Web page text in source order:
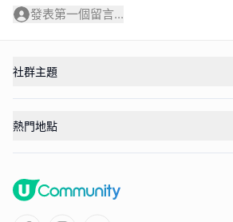
發表第一個留言...
社群主題
熱門地點